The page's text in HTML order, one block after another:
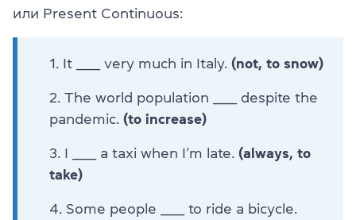
или Present Continuous:
It ______ very much in Italy. (not, to snow)
The world population ______ despite the
pandemic. (to increase)
I ______ a taxi when I’m late. (always, to
take)
Some people ______ to ride a bicycle.